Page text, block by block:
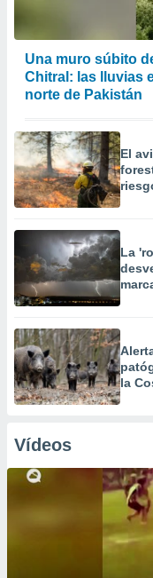
Una muro súbito
Chitral: las lluvias
norte de Pakistán
El
La
la
Vídeos